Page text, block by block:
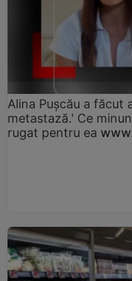
Alina Pușcău a făcut
metastază.' Ce
rugat pentru ea